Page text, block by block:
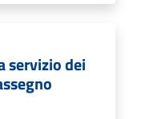
servizio dei